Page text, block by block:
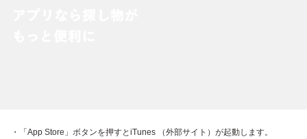
・「App Store」ボタンを押すとiTunes （外部サイト）が起動します。